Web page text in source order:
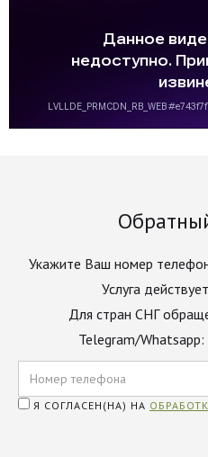
Укажите Ваш номер
Услуга
Для стран СНГ
Telegram/
Я СОГЛАСЕН(НА) НА